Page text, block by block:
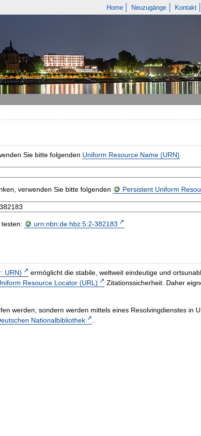
Home Neuzugänge Kontakt
Sie bitte folgenden Uniform Resource Name (URN)
verwenden Sie bitte folgenden Persistent Uniform
urn:nbn:de:hbz:5:2-382183
URN)
ermöglicht die stabile, weltweit eindeutige und
Resource Locator (URL)
Zitationssicherheit. Daher
werden, sondern werden mittels eines Resolvingdienstes in
Nationalbibliothek .